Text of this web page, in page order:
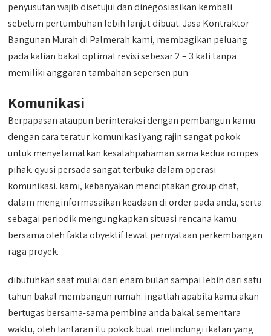
penyusutan wajib disetujui dan dinegosiasikan kembali
sebelum pertumbuhan lebih lanjut dibuat. Jasa Kontraktor
Bangunan Murah di Palmerah kami, membagikan peluang
pada kalian bakal optimal revisi sebesar 2 – 3 kali tanpa
memiliki anggaran tambahan sepersen pun.
Komunikasi
Berpapasan ataupun berinteraksi dengan pembangun kamu
dengan cara teratur. komunikasi yang rajin sangat pokok
untuk menyelamatkan kesalahpahaman sama kedua rompes
pihak. qyusi persada sangat terbuka dalam operasi
komunikasi. kami, kebanyakan menciptakan group chat,
dalam menginformasaikan keadaan di order pada anda, serta
sebagai periodik mengungkapkan situasi rencana kamu
bersama oleh fakta obyektif lewat pernyataan perkembangan
raga proyek.
dibutuhkan saat mulai dari enam bulan sampai lebih dari satu
tahun bakal membangun rumah. ingatlah apabila kamu akan
bertugas bersama-sama pembina anda bakal sementara
waktu, oleh lantaran itu pokok buat melindungi ikatan yang